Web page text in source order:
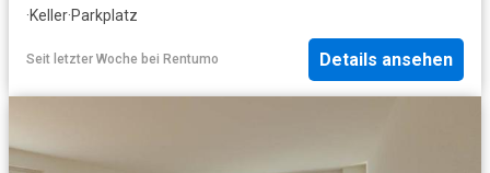
·Keller·Parkplatz
Seit letzter Woche bei Rentumo Details ansehen